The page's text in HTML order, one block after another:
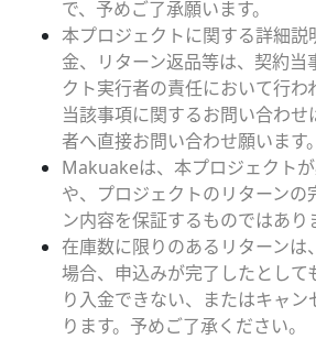
で、予めご了承願います。
本プロジェクトに関する詳細説
金、リターン返品等は、契約当
クト実行者の責任において行わ
当該事項に関するお問い合わ
者へ直接お問い合わせ願います。
Makuakeは、本プロジェクト
や、プロジェクトのリターンの
ン内容を保証するものではあり
在庫数に限りのあるリターンは
場合、申込みが完了したとして
り入金できない、またはキャ
ります。予めご了承ください。